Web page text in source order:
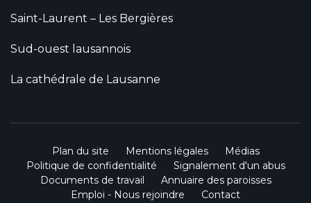
Saint-Laurent – Les Bergières
Sud-ouest lausannois
La cathédrale de Lausanne
Plan du site Mentions légales
Médias
Politique de confidentialité
Signalement d'un abus
Documents de travail
Annuaire des paroisses
Emploi - Nous rejoindre
Contact